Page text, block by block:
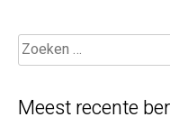
Meest recente